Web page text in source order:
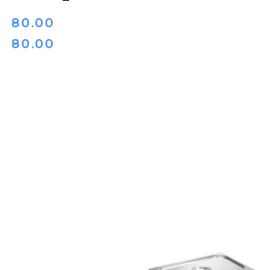
Cena:
80.00
Cena:
80.00